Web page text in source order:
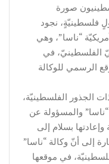
صورة
فلسطينيّةٍ، نجود
“ناسا”، وهي
الفلسطينيّ، في
الرسمي للوكالة
الجذور الفلسطينيّة،
والمسؤولة عن
بسلام إلى
إلى أنّ وكالة “ناسا”
في موقعها